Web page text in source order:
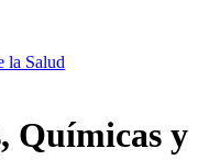
la Salud
Químicas y